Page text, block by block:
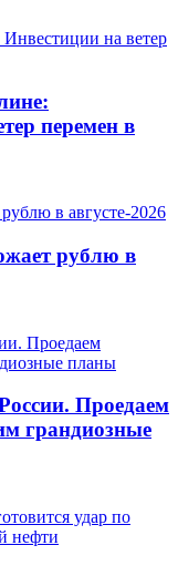
перемен в
рублю в
Проедаем
грандиозные